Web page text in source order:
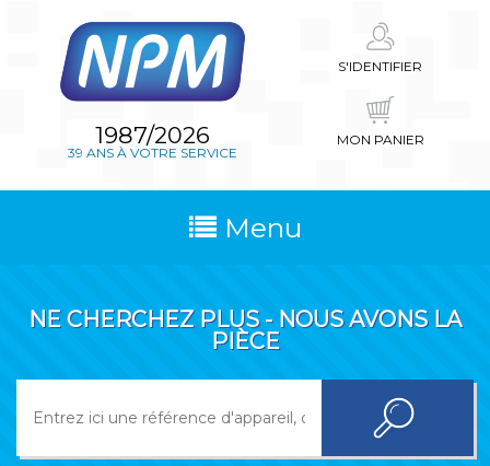
1987/2026
39 ANS À VOTRE SERVICE
S'IDENTIFIER
MON PANIER
Menu
NE CHERCHEZ PLUS - NOUS AVONS LA
PIÈCE